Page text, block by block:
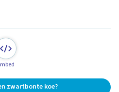
zwartbonte koe?